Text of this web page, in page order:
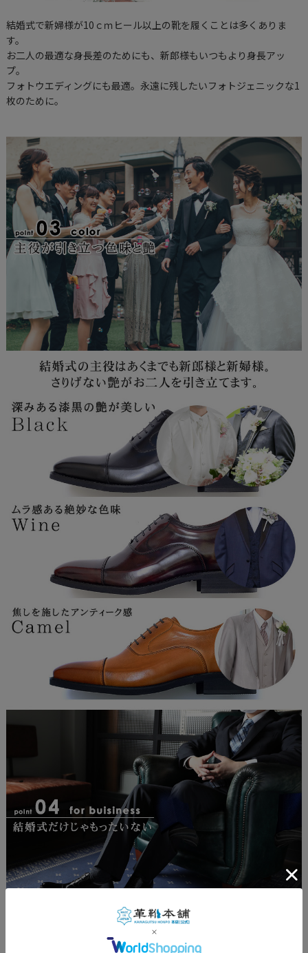
結婚式で新婦様が10ｃｍヒール以上の靴を履くことは多くありま
す。
お二人の最適な身長差のためにも、新郎様もいつもより身長アッ
プ。
フォトウエディングにも最適。永遠に残したいフォトジェニックな1
枚のために。